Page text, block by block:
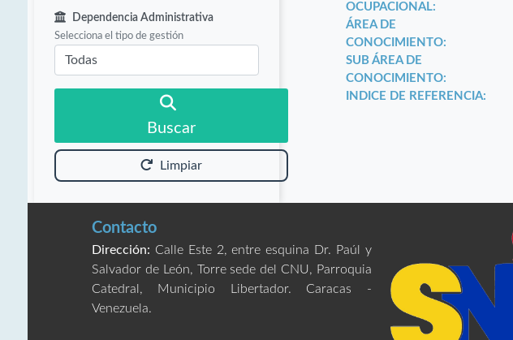
Dependencia Administrativa
Selecciona el tipo de gestión
Buscar
Limpiar
OCUPACIONAL:
ÁREA DE
CONOCIMIENTO:
SUB ÁREA DE
CONOCIMIENTO:
INDICE DE REFERENCIA:
Contacto
Dirección: Calle Este 2, entre esquina Dr. Paúl y
Salvador de León, Torre sede del CNU, Parroquia
Catedral, Municipio Libertador. Caracas -
Venezuela.